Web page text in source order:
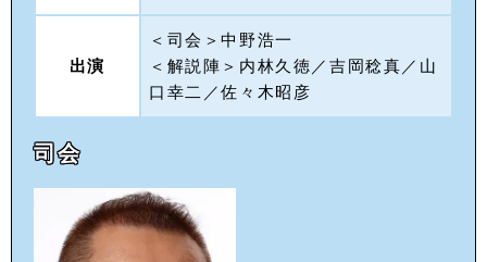
出演
＜司会＞中野浩一
＜解説陣＞内林久徳／吉岡稔真／山
口幸二／佐々木昭彦
司会